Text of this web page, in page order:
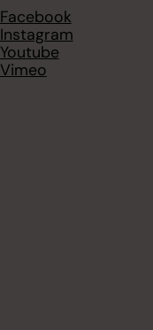
Facebook
Instagram
Youtube
Vimeo